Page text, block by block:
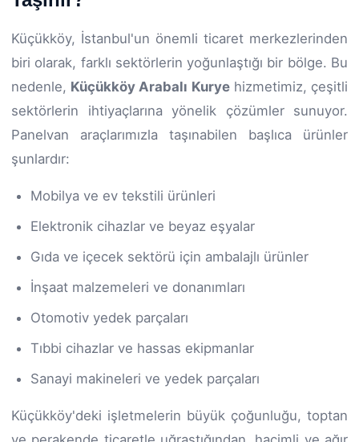
Küçükköy, İstanbul'un önemli ticaret merkezlerinden
biri olarak, farklı sektörlerin yoğunlaştığı bir bölge. Bu
nedenle, Küçükköy Arabalı Kuryehizmetimiz, çeşitli
sektörlerin ihtiyaçlarına yönelik çözümler sunuyor.
Panelvan araçlarımızla taşınabilen başlıca ürünler
şunlardır:
Mobilya ve ev tekstili ürünleri
Elektronik cihazlar ve beyaz eşyalar
Gıda ve içecek sektörü için ambalajlı ürünler
İnşaat malzemeleri ve donanımları
Otomotiv yedek parçaları
Tıbbi cihazlar ve hassas ekipmanlar
Sanayi makineleri ve yedek parçaları
Küçükköy'deki işletmelerin büyük çoğunluğu, toptan